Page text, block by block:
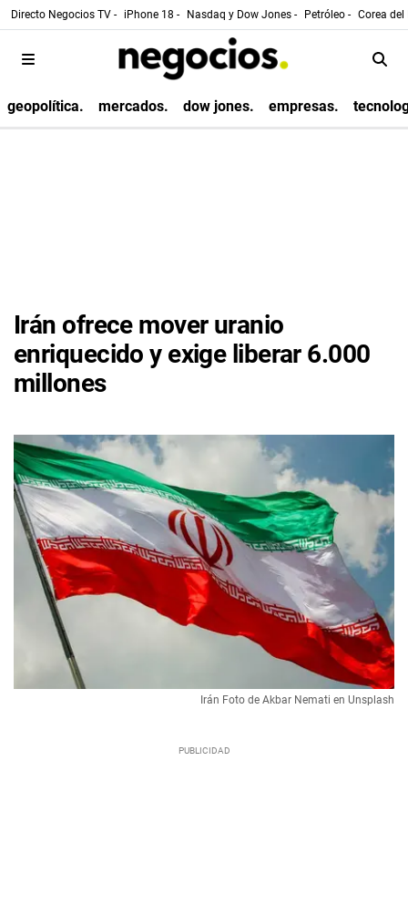
Directo Negocios TV - iPhone 18 - Nasdaq y Dow Jones - Petróleo - Corea
geopolítica. mercados. dow jones. empresas.
Irán ofrece mover uranio
enriquecido y exige liberar 6.000
millones
Irán Foto de Akbar Nemati en Unsplash